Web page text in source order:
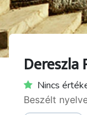
Dereszla
Nincs
Beszélt